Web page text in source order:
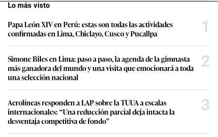
Lo más visto
Papa León XIV en Perú: estas son todas las actividades
confirmadas en Lima, Chiclayo, Cusco y Pucallpa
1
Simone Biles en Lima: paso a paso, la agenda de la gimnasta
más ganadora del mundo y una visita que emocionará a toda
una selección nacional
2
Aerolíneas responden a LAP sobre la TUUA a escalas
internacionales: “Una reducción parcial deja intacta la
desventaja competitiva de fondo”
3